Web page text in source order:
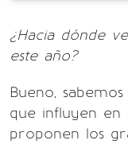
¿Hacia dónde
este año?
Bueno,
que influyen en
proponen los